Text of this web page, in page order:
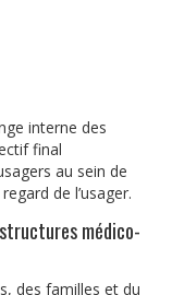
interne des
final
au sein de
de l’usager.
médico-
des familles et du